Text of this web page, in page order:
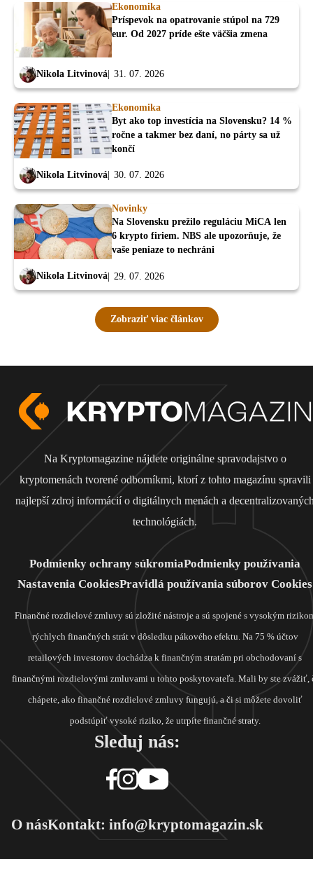
Ekonomika
Príspevok na opatrovanie stúpol na 729
eur. Od 2027 príde ešte väčšia zmena
Nikola Litvinová 31. 07. 2026
Ekonomika
Byt ako top investícia na Slovensku? 14 %
ročne a takmer bez daní, no párty sa už
končí
Nikola Litvinová 30. 07. 2026
Novinky
Na Slovensku prežilo reguláciu MiCA len
6 krypto firiem. NBS ale upozorňuje, že
vaše peniaze to nechráni
Nikola Litvinová 29. 07. 2026
Zobraziť viac článkov
Na Kryptomagazine nájdete originálne spravodajstvo o
kryptomenách tvorené odborníkmi, ktorí z tohto magazínu spravili
najlepší zdroj informácií o digitálnych menách a
technológiách.
Podmienky ochrany súkromiaPodmienky používania
Nastavenia CookiesPravidlá používania súborov Cookies
Finančné rozdielové zmluvy sú zložité nástroje a sú spojené s vysokým
rýchlych finančných strát v dôsledku pákového efektu. Na 75 % účtov
retailových investorov dochádza k finančným stratám pri obchodovaní s
finančnými rozdielovými zmluvami u tohto poskytovateľa. Mali by ste zvážiť,
chápete, ako finančné rozdielové zmluvy fungujú, a či si môžete dovoliť
podstúpiť vysoké riziko, že utrpíte finančné straty.
Sleduj nás:
O násKontakt: info@kryptomagazin.sk